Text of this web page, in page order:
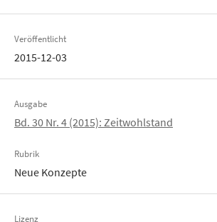
Veröffentlicht
2015-12-03
Ausgabe
Bd. 30 Nr. 4 (2015): Zeitwohlstand
Rubrik
Neue Konzepte
Lizenz